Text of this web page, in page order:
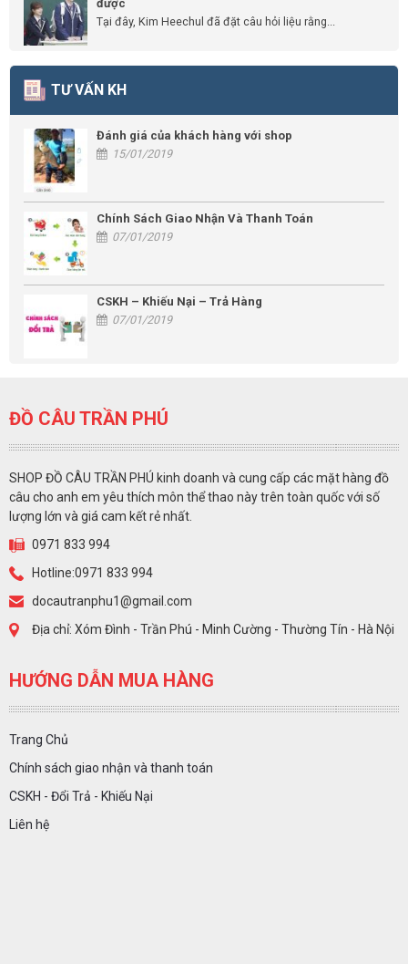
được
Tại đây, Kim Heechul đã đặt câu hỏi liệu rằng...
TƯ VẤN KH
Đánh giá của khách hàng với shop
15/01/2019
Chính Sách Giao Nhận Và Thanh Toán
07/01/2019
CSKH – Khiếu Nại – Trả Hàng
07/01/2019
ĐỒ CÂU TRẦN PHÚ
SHOP ĐỒ CÂU TRẦN PHÚ kinh doanh và cung cấp các mặt hàng đồ
câu cho anh em yêu thích môn thể thao này trên toàn quốc với số
lượng lớn và giá cam kết rẻ nhất.
0971 833 994
Hotline:0971 833 994
docautranphu1@gmail.com
Địa chỉ: Xóm Đình - Trần Phú - Minh Cường - Thường Tín - Hà Nội
HƯỚNG DẪN MUA HÀNG
Trang Chủ
Chính sách giao nhận và thanh toán
CSKH - Đổi Trả - Khiếu Nại
Liên hệ